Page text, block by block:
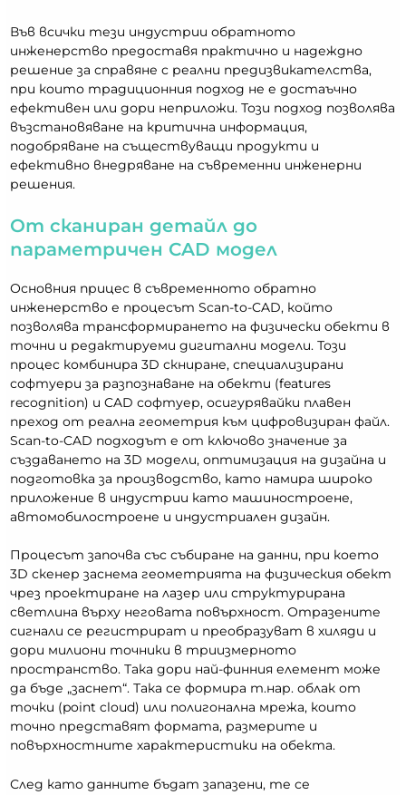
Във всички тези индустрии обратното
инженерство предоставя практично и надеждно
решение за справяне с реални предизвикателства,
при които традиционния подход не е достаъчно
ефективен или дори неприложи. Този подход позволява
възстановяване на критична информация,
подобряване на съществуващи продукти и
ефективно внедряване на съвременни инженерни
решения.
От сканиран детайл до
параметричен CAD модел
Основния прицес в съвременното обратно
инженерство е процесът Scan-to-CAD, който
позволява трансформирането на физически обекти в
точни и редактируеми дигитални модели. Този
процес комбинира 3D скниране, специализирани
софтуери за разпознаване на обекти (features
recognition) и CAD софтуер, осигурявайки плавен
преход от реална геометрия към цифровизиран файл.
Scan-to-CAD подходът е от ключово значение за
създаването на 3D модели, оптимизация на дизайна и
подготовка за производство, като намира широко
приложение в индустрии като машиностроене,
автомобилостроене и индустриален дизайн.
Процесът започва със събиране на данни, при което
3D скенер заснема геометрията на физическия обект
чрез проектиране на лазер или структурирана
светлина върху неговата повърхност. Отразените
сигнали се регистрират и преобразуват в хиляди и
дори милиони точники в триизмерното
пространство. Така дори най-финния елемент може
да бъде „заснет“. Така се формира т.нар. облак от
точки (point cloud) или полигонална мрежа, които
точно представят формата, размерите и
повърхностните характеристики на обекта.
След като данните бъдат запазени, те се